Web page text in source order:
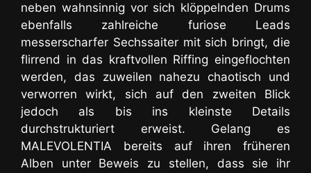
neben wahnsinnig vor sich klöppelnden Drums
ebenfalls zahlreiche furiose Leads
messerscharfer Sechssaiter mit sich bringt, die
flirrend in das kraftvollen Riffing eingeflochten
werden, das zuweilen nahezu chaotisch und
verworren wirkt, sich auf den zweiten Blick
jedoch als bis ins kleinste Details
durchstrukturiert erweist. Gelang es
MALEVOLENTIA bereits auf ihren früheren
Alben unter Beweis zu stellen, dass sie ihr